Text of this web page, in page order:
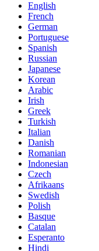
English
French
German
Portuguese
Spanish
Russian
Japanese
Korean
Arabic
Irish
Greek
Turkish
Italian
Danish
Romanian
Indonesian
Czech
Afrikaans
Swedish
Polish
Basque
Catalan
Esperanto
Hindi